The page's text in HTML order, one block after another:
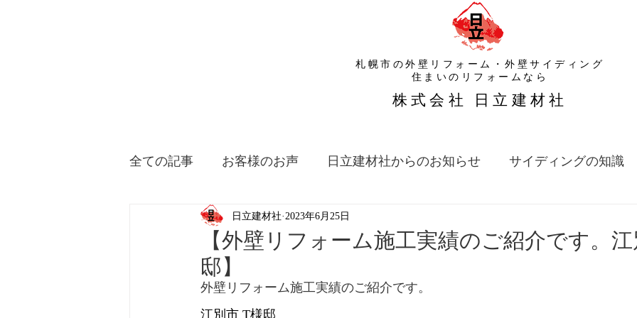
札幌市の外壁リフォーム・外壁サイディング
​住まいのリフォームなら
​株式会社 日立建材社
全ての記事 お客様のお声 日立建材社からのお知らせ サイディングの知識
【外壁リフォーム施工実績のご紹介です。
邸】
日立建材社 2023年6月25日
外壁リフォーム施工実績のご紹介です。
江別市 T様邸